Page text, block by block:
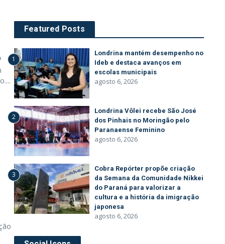
Featured Posts
1
Londrina mantém desempenho no
Ideb e destaca avanços em
escolas municipais
agosto 6, 2026
2
Londrina Vôlei recebe São José
dos Pinhais no Moringão pelo
Paranaense Feminino
agosto 6, 2026
3
Cobra Repórter propõe criação
da Semana da Comunidade Nikkei
do Paraná para valorizar a
cultura e a história da imigração
japonesa
agosto 6, 2026